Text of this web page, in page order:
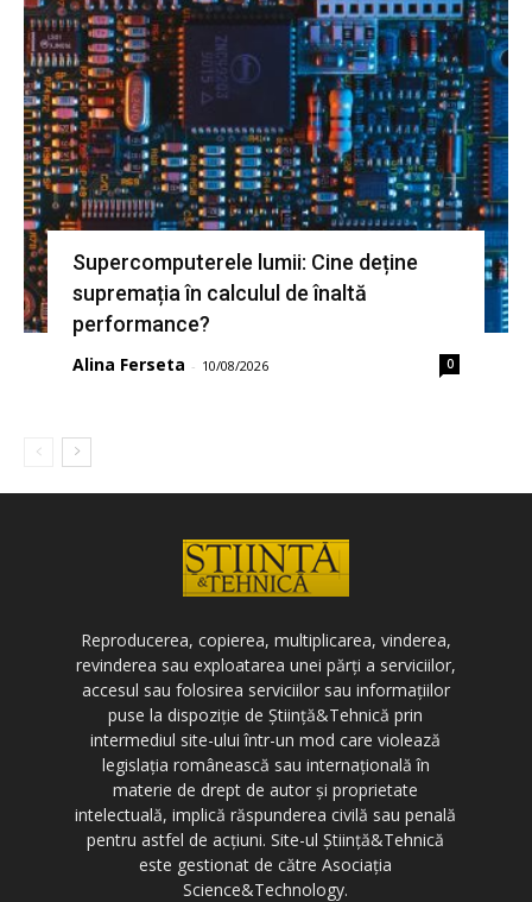
Supercomputerele lumii: Cine deține
supremația în calculul de înaltă
performance?
Alina Ferseta - 10/08/2026 0
Reproducerea, copierea, multiplicarea, vinderea,
revinderea sau exploatarea unei părți a serviciilor,
accesul sau folosirea serviciilor sau informațiilor
puse la dispoziție de Știință&Tehnică prin
intermediul site-ului într-un mod care violează
legislația românească sau internațională în
materie de drept de autor și proprietate
intelectuală, implică răspunderea civilă sau penală
pentru astfel de acțiuni. Site-ul Știință&Tehnică
este gestionat de către Asociația
Science&Technology.